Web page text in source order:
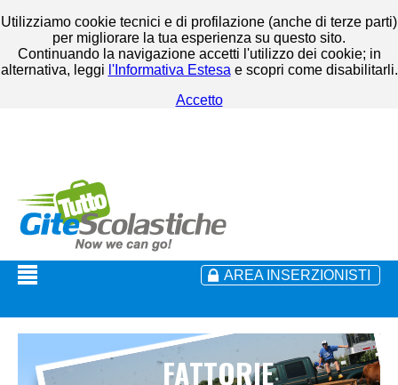
Utilizziamo cookie tecnici e di profilazione (anche di terze parti)
per migliorare la tua esperienza su questo sito.
Continuando la navigazione accetti l'utilizzo dei cookie; in
alternativa, leggi l'Informativa Estesa e scopri come disabilitarli.
Accetto
AREA INSERZIONISTI
FATTORIE